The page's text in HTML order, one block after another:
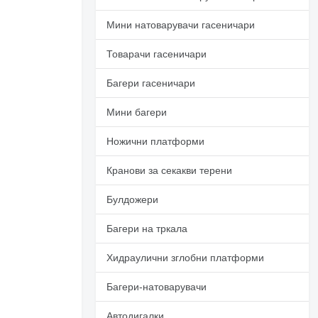
Мини натоварувачи гасеничари
Товарачи гасеничари
Багери гасеничари
Мини багери
Ножични платформи
Кранови за секакви терени
Булдожери
Багери на тркала
Хидраулични зглобни платформи
Багери-натоварувачи
Автодигалки